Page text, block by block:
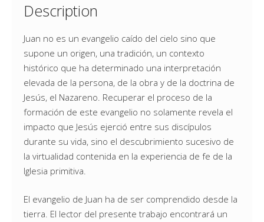
Description
Juan no es un evangelio caído del cielo sino que
supone un origen, una tradición, un contexto
histórico que ha determinado una interpretación
elevada de la persona, de la obra y de la doctrina de
Jesús, el Nazareno. Recuperar el proceso de la
formación de este evangelio no solamente revela el
impacto que Jesús ejerció entre sus discípulos
durante su vida, sino el descubrimiento sucesivo de
la virtualidad contenida en la experiencia de fe de la
Iglesia primitiva.
El evangelio de Juan ha de ser comprendido desde la
tierra. El lector del presente trabajo encontrará un